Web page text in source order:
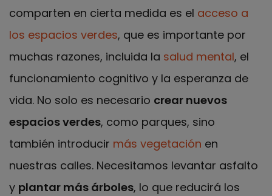
comparten en cierta medida es el acceso a
los espacios verdes, que es importante por
muchas razones, incluida la salud mental, el
funcionamiento cognitivo y la esperanza de
vida. No solo es necesario crear nuevos
espacios verdes, como parques, sino
también introducir más vegetación en
nuestras calles. Necesitamos levantar asfalto
y plantar más árboles, lo que reducirá los